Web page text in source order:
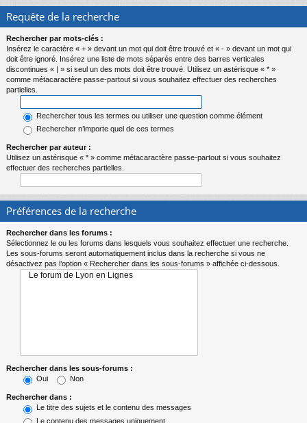
s
Requête de la recherche
Rechercher par mots-clés :
Insérez le caractère « + » devant un mot qui doit être trouvé et « - » devant un mot qui
doit être ignoré. Insérez une liste de mots séparés entre des barres verticales
discontinues « | » si seul un des mots doit être trouvé. Utilisez un astérisque « * »
comme métacaractère passe-partout si vous souhaitez effectuer des recherches
partielles.
Rechercher tous les termes ou utiliser une question comme élément
Rechercher n’importe quel de ces termes
Rechercher par auteur :
Utilisez un astérisque « * » comme métacaractère passe-partout si vous souhaitez
effectuer des recherches partielles.
Préférences de la recherche
Rechercher dans les forums :
Sélectionnez le ou les forums dans lesquels vous souhaitez effectuer une recherche.
Les sous-forums seront automatiquement inclus dans la recherche si vous ne
désactivez pas l’option « Rechercher dans les sous-forums » affichée ci-dessous.
Rechercher dans les sous-forums :
Oui
Non
Rechercher dans :
Le titre des sujets et le contenu des messages
Le contenu des messages uniquement